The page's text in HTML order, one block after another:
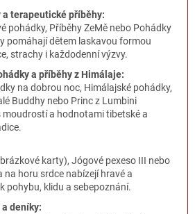
a terapeutické příběhy:
pohádky, Příběhy ZeMě nebo Pohádky
pomáhají dětem laskavou formou
strachy i každodenní výzvy.
a příběhy z Himálaje:
na dobrou noc, Himálajské pohádky,
Buddhy nebo Princ z Lumbini
moudrostí a hodnotami tibetské a
karty), Jógové pexeso III nebo
na horu srdce nabízejí hravé a
pohybu, klidu a sebepoznání.
deníky: